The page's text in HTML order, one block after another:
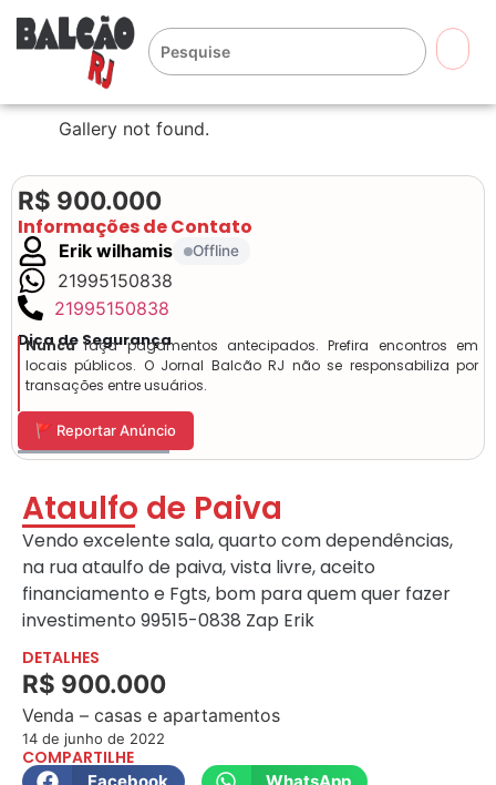
Gallery not found.
R$ 900.000
Informações de Contato
Erik wilhamis Offline
21995150838
21995150838
Dica de Segurança
Nuncafaça pagamentos antecipados. Prefira encontros em
locais públicos. O Jornal Balcão RJ não se responsabiliza por
transações entre usuários.
🚩 Reportar Anúncio
Ataulfo de Paiva
Vendo excelente sala, quarto com dependências,
na rua ataulfo de paiva, vista livre, aceito
financiamento e Fgts, bom para quem quer fazer
investimento 99515-0838 Zap Erik
DETALHES
R$ 900.000
Venda – casas e apartamentos
14 de junho de 2022
COMPARTILHE